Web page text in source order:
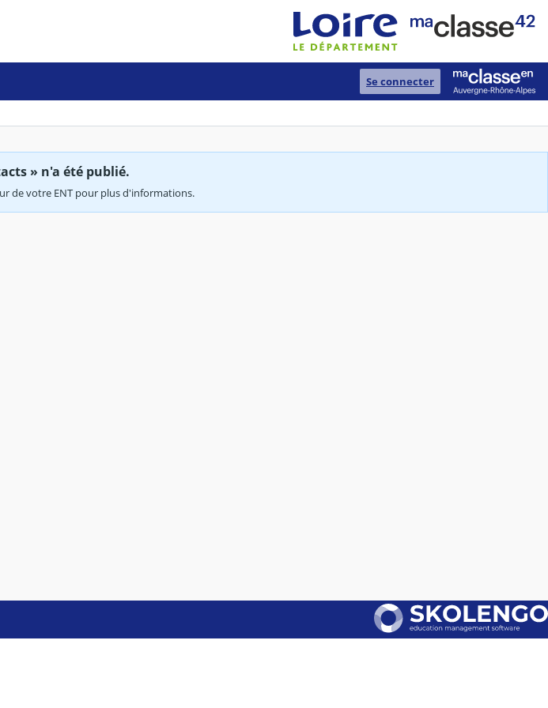
Se connecter
» n'a été publié.
de votre ENT pour plus d'informations.